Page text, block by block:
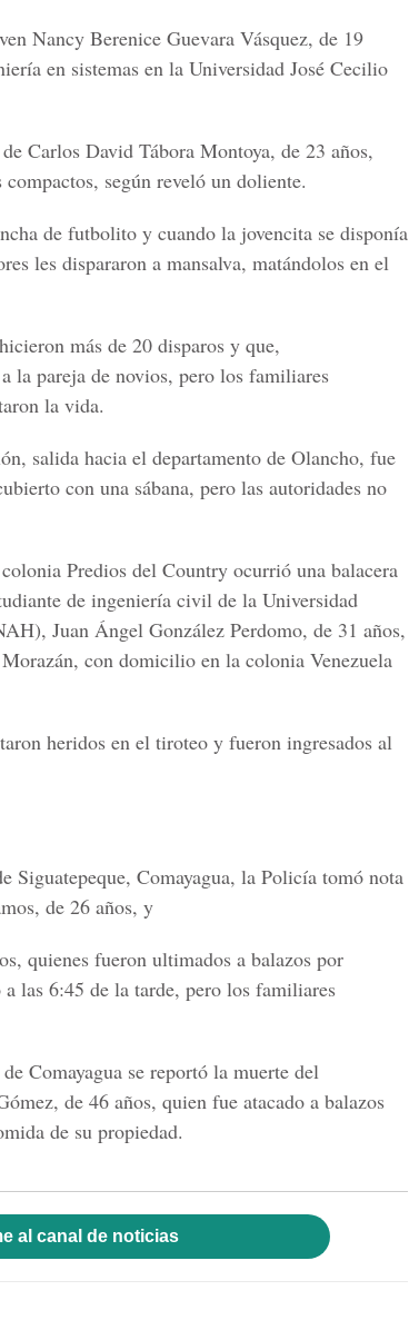
Nancy Berenice Guevara Vásquez, de 19
en sistemas en la Universidad José Cecilio
Carlos David Tábora Montoya, de 23 años,
según reveló un doliente.
de futbolito y cuando la jovencita se disponía
les dispararon a mansalva, matándolos en el
más de 20 disparos y que,
la pareja de novios, pero los familiares
la vida.
salida hacia el departamento de Olancho, fue
con una sábana, pero las autoridades no
Predios del Country ocurrió una balacera
de ingeniería civil de la Universidad
Juan Ángel González Perdomo, de 31 años,
con domicilio en la colonia Venezuela
heridos en el tiroteo y fueron ingresados al
Siguatepeque, Comayagua, la Policía tomó nota
de 26 años, y
quienes fueron ultimados a balazos por
las 6:45 de la tarde, pero los familiares
Comayagua se reportó la muerte del
de 46 años, quien fue atacado a balazos
de su propiedad.
al canal de noticias